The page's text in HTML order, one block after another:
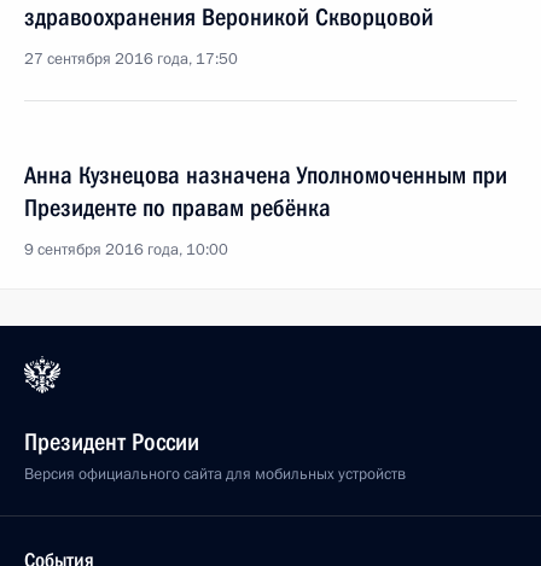
здравоохранения Вероникой Скворцовой
27 сентября 2016 года, 17:50
Анна Кузнецова назначена Уполномоченным при
Президенте по правам ребёнка
9 сентября 2016 года, 10:00
Президент России
Версия официального сайта для мобильных устройств
События